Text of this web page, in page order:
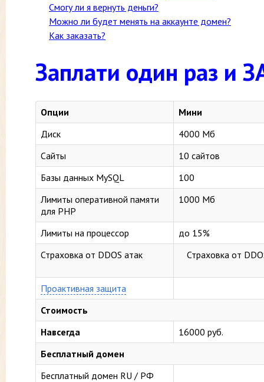
Смогу ли я вернуть деньги?
Можно ли будет менять на аккаунте домен?
Как заказать?
Заплати один раз
Опции
Мини
Диск
4000 Мб
Сайты
10 сайтов
Базы данных MySQL
100
Лимиты оперативной памяти
для PHP
1000 Мб
Лимиты на процессор
до 15%
Страховка от DDOS атак
Страховка от
Проактивная защита
Стоимость
Навсегда
16000 руб.
Бесплатный домен
Бесплатный домен RU / РФ